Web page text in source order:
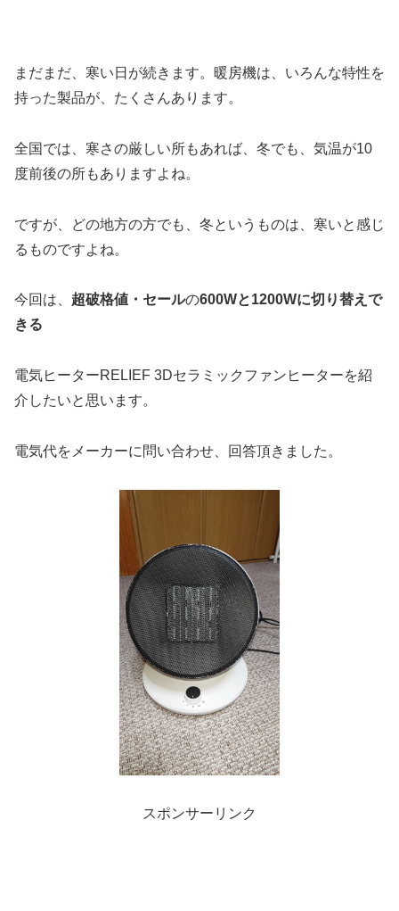
まだまだ、寒い日が続きます。暖房機は、いろんな特性を
持った製品が、たくさんあります。
全国では、寒さの厳しい所もあれば、冬でも、気温が10
度前後の所もありますよね。
ですが、どの地方の方でも、冬というものは、寒いと感じ
るものですよね。
今回は、 超破格値・セールの600Wと1200Wに切り替えで
きる
電気ヒーターRELIEF 3Dセラミックファンヒーターを紹
介したいと思います。
電気代をメーカーに問い合わせ、回答頂きました。
スポンサーリンク